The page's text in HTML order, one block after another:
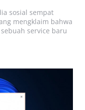
sosial sempat
mengklaim bahwa
service baru